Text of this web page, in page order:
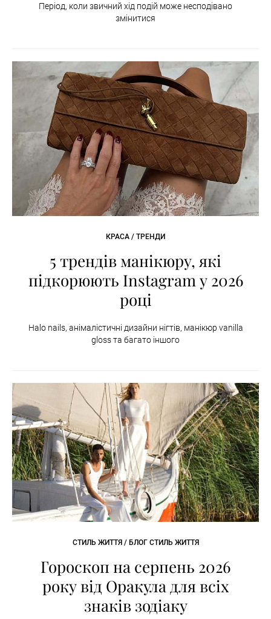
Період, коли звичний хід подій може несподівано
змінитися
КРАСА / ТРЕНДИ
5 трендів манікюру, які
підкорюють Instagram у 2026
році
Halo nails, анімалістичні дизайни нігтів, манікюр vanilla
gloss та багато іншого
СТИЛЬ ЖИТТЯ / БЛОГ СТИЛЬ ЖИТТЯ
Гороскоп на серпень 2026
року від Оракула для всіх
знаків зодіаку